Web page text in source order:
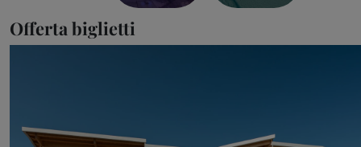
Offerta biglietti